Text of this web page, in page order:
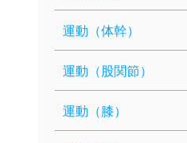
運動（体幹）
運動（股関節）
運動（膝）